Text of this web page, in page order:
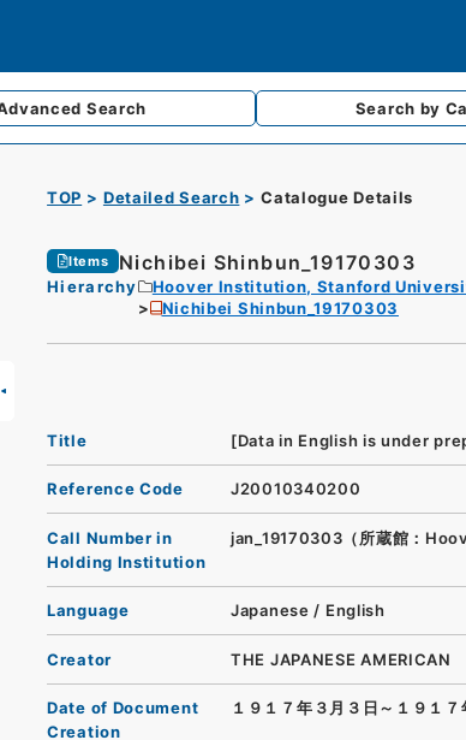
Search Search by
TOP Detailed Search Catalogue Details
Items Nichibei Shinbun_19170303
Hierarchy Hoover Institution, Stanford
Nichibei Shinbun_19170303
Title [Data in English is under
Reference Code J20010340200
Call Number in
Holding Institution
jan_19170303（所蔵館：
Language Japanese / English
Creator THE JAPANESE AMERICAN
Date of Document
Creation
１９１７年３月３日～１９１７